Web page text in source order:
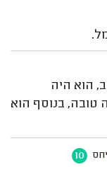
הוא היה
טובה, בנוסף הוא
יחס 10